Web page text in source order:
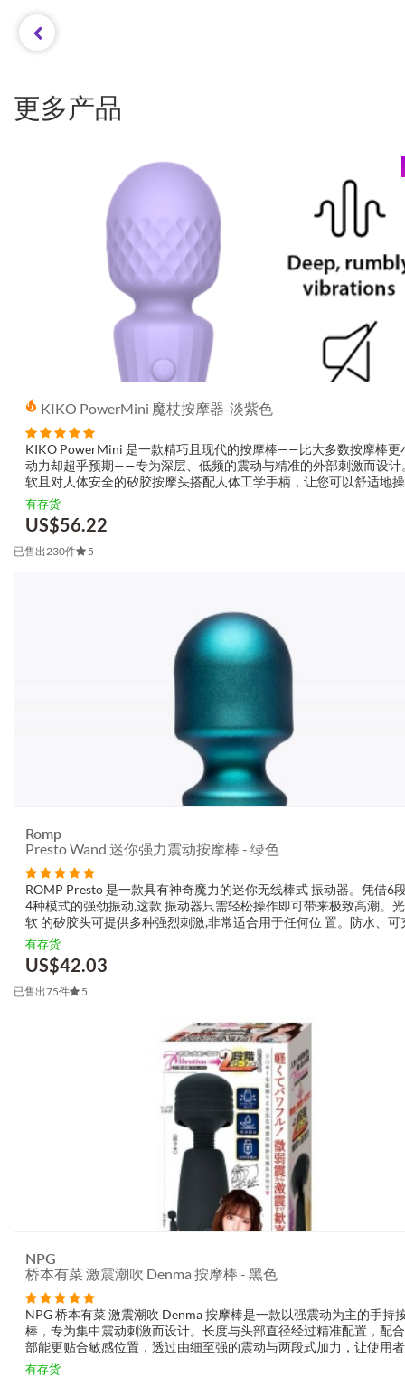
更多产品
KIKO PowerMini 魔杖按摩器-淡紫色
KIKO PowerMini 是一款精巧且现代的按摩棒——比大多数按摩棒更
动力却超乎预期——专为深层、低频的震动与精准的外部刺激而设计
软且对人体安全的矽胶按摩头搭配人体工学手柄，让您可以舒适地
确控制压力。PowerMini 运行静音且方便携带，不论是在家还是外
都私隐度十足，...
有存货
US$56.22
已售出230件 5
Romp
Presto Wand 迷你强力震动按摩棒 - 绿色
ROMP Presto 是一款具有神奇魔力的迷你无线棒式 振动器。凭借6
4种模式的强劲振动,这款 振动器只需轻松操作即可带来极致高潮。
软 的矽胶头可提供多种强烈刺激,非常适合用于任何位 置。防水、可
带旅行锁,无论入水畅享还是离 水欢乐, ROMP Presto 旨在轻而易举
有存货
US$42.03
已售出75件 5
NPG
桥本有菜 激震潮吹 Denma 按摩棒 - 黑色
NPG 桥本有菜 激震潮吹 Denma 按摩棒是一款以强震动为主的手持
棒，专为集中震动刺激而设计。长度与头部直径经过精准配置，配
部能更贴合敏感位置，透过由细至强的震动与两段式加力，让使用
直觉方式调节感受。外型轻盈、支援防泼水与 USB 充电，方便日常
有存货